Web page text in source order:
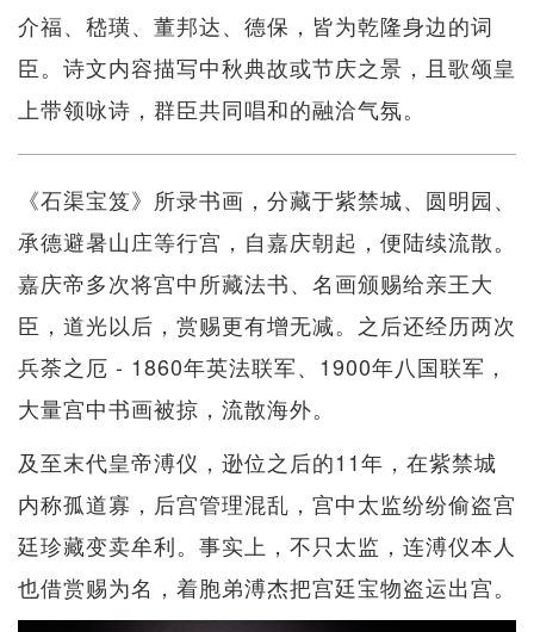
介福、嵇璜、董邦达、德保，皆为乾隆身边的词
臣。诗文内容描写中秋典故或节庆之景，且歌颂皇
上带领咏诗，群臣共同唱和的融洽气氛。
《石渠宝笈》所录书画，分藏于紫禁城、圆明园、
承德避暑山庄等行宫，自嘉庆朝起，便陆续流散。
嘉庆帝多次将宫中所藏法书、名画颁赐给亲王大
臣，道光以后，赏赐更有增无减。之后还经历两次
兵荼之厄 - 1860年英法联军、1900年八国联军，
大量宫中书画被掠，流散海外。
及至末代皇帝溥仪，逊位之后的11年，在紫禁城
内称孤道寡，后宫管理混乱，宫中太监纷纷偷盗宫
廷珍藏变卖牟利。事实上，不只太监，连溥仪本人
也借赏赐为名，着胞弟溥杰把宫廷宝物盗运出宫。